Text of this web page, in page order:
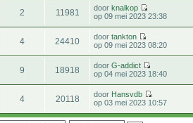
2 11981 doorknalkop
op 09 mei 2023 23:38
4 24410 doortankton
op 09 mei 2023 08:20
9 18918 doorG-addict
op 04 mei 2023 18:40
4 20118 door Hansvdb
op 03 mei 2023 10:57